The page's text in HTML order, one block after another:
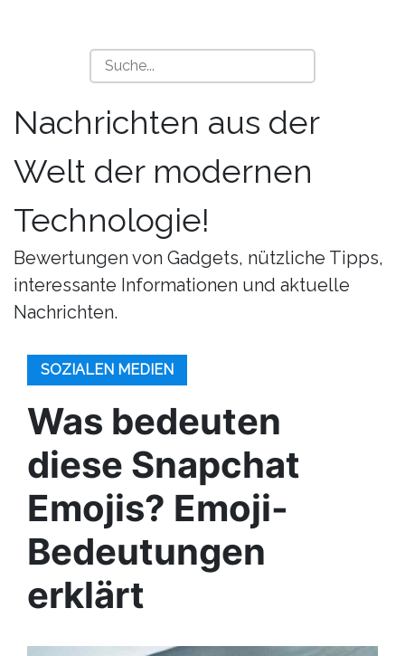
Nachrichten aus der
Welt der modernen
Technologie!
Bewertungen von Gadgets, nützliche Tipps,
interessante Informationen und aktuelle
Nachrichten.
SOZIALEN MEDIEN
Was bedeuten
diese Snapchat
Emojis? Emoji-
Bedeutungen
erklärt